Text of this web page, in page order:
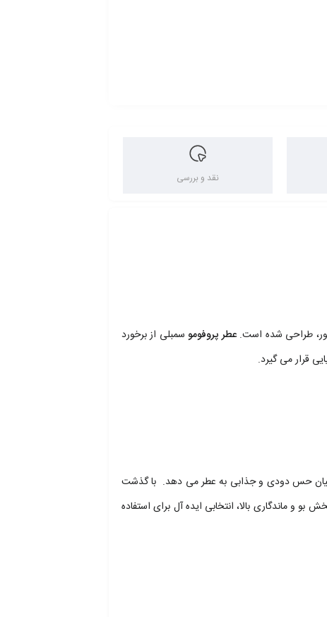
نقد و بررسی
عطر پروفوموسمبلی از برخورد
قرار می گیرد.
میان حس دودی و جذابی به عطر می دهد. با گذشت
بو و ماندگاری بالا، انتخابی ایده آل برای استفاده